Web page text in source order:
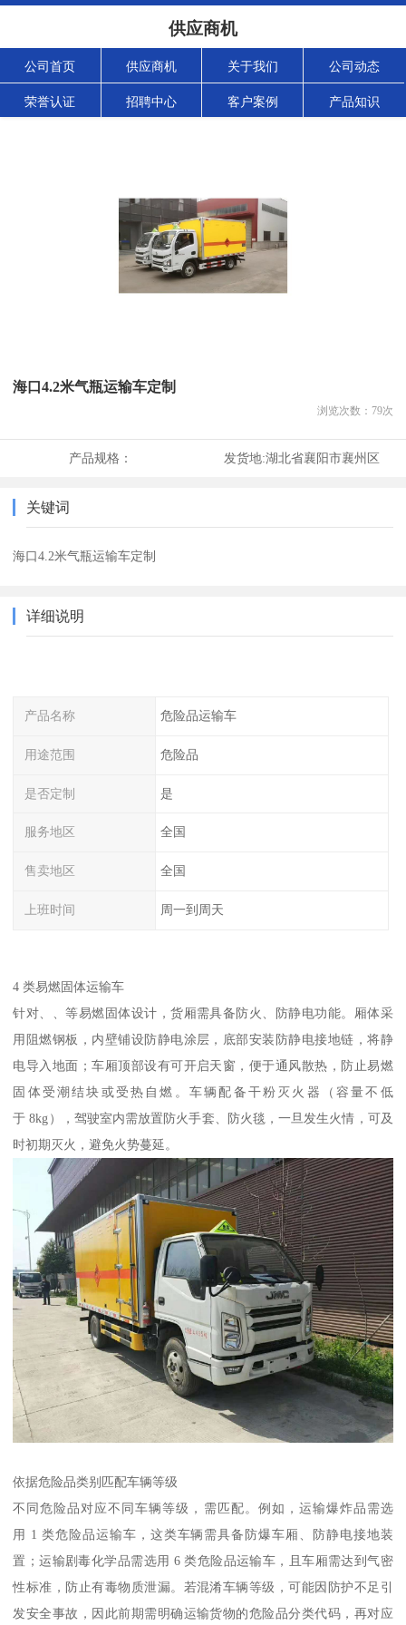
供应商机
公司首页 供应商机 关于我们 公司动态
荣誉认证 招聘中心 客户案例 产品知识
海口4.2米气瓶运输车定制
浏览次数： 79次
产品规格： 发货地:湖北省襄阳市襄州区
关键词
海口4.2米气瓶运输车定制
详细说明
产品名称 危险品运输车
用途范围 危险品
是否定制 是
服务地区 全国
售卖地区 全国
上班时间 周一到周天
4 类易燃固体运输车​
针对、、等易燃固体设计，货厢需具备防火、防静电功能。厢体采
用阻燃钢板，内壁铺设防静电涂层，底部安装防静电接地链，将静
电导入地面；车厢顶部设有可开启天窗，便于通风散热，防止易燃
固体受潮结块或受热自燃。车辆配备干粉灭火器（容量不低
于 8kg），驾驶室内需放置防火手套、防火毯，一旦发生火情，可及
时初期灭火，避免火势蔓延。​
依据危险品类别匹配车辆等级​
不同危险品对应不同车辆等级，需匹配。例如，运输爆炸品需选
用 1 类危险品运输车，这类车辆需具备防爆车厢、防静电接地装
置；运输剧毒化学品需选用 6 类危险品运输车，且车厢需达到气密
性标准，防止有毒物质泄漏。若混淆车辆等级，可能因防护不足引
发安全事故，因此前期需明确运输货物的危险品分类代码，再对应